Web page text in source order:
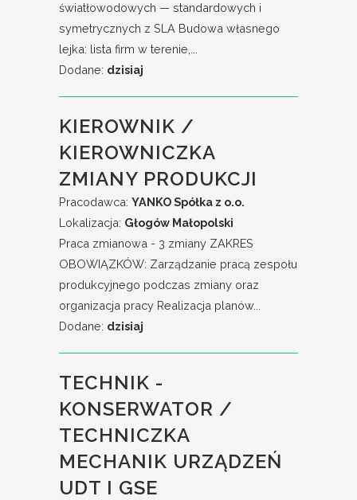
światłowodowych — standardowych i
symetrycznych z SLA Budowa własnego
lejka: lista firm w terenie,...
Dodane: dzisiaj
KIEROWNIK /
KIEROWNICZKA
ZMIANY PRODUKCJI
Pracodawca: YANKO Spółka z o.o.
Lokalizacja: Głogów Małopolski
Praca zmianowa - 3 zmiany ZAKRES
OBOWIĄZKÓW: Zarządzanie pracą zespołu
produkcyjnego podczas zmiany oraz
organizacja pracy Realizacja planów...
Dodane: dzisiaj
TECHNIK -
KONSERWATOR /
TECHNICZKA
MECHANIK URZĄDZEŃ
UDT I GSE